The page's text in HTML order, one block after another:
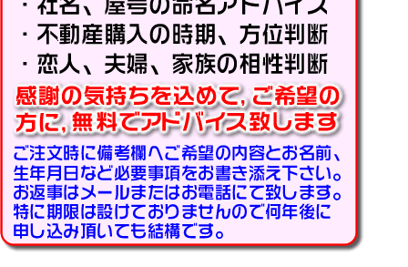
〜
商品タグ
セール
限定
再入荷
翌日発送
在庫なし商品
在庫なし商品を表示しない